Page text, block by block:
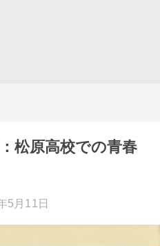
松原高校での青春
5月11日